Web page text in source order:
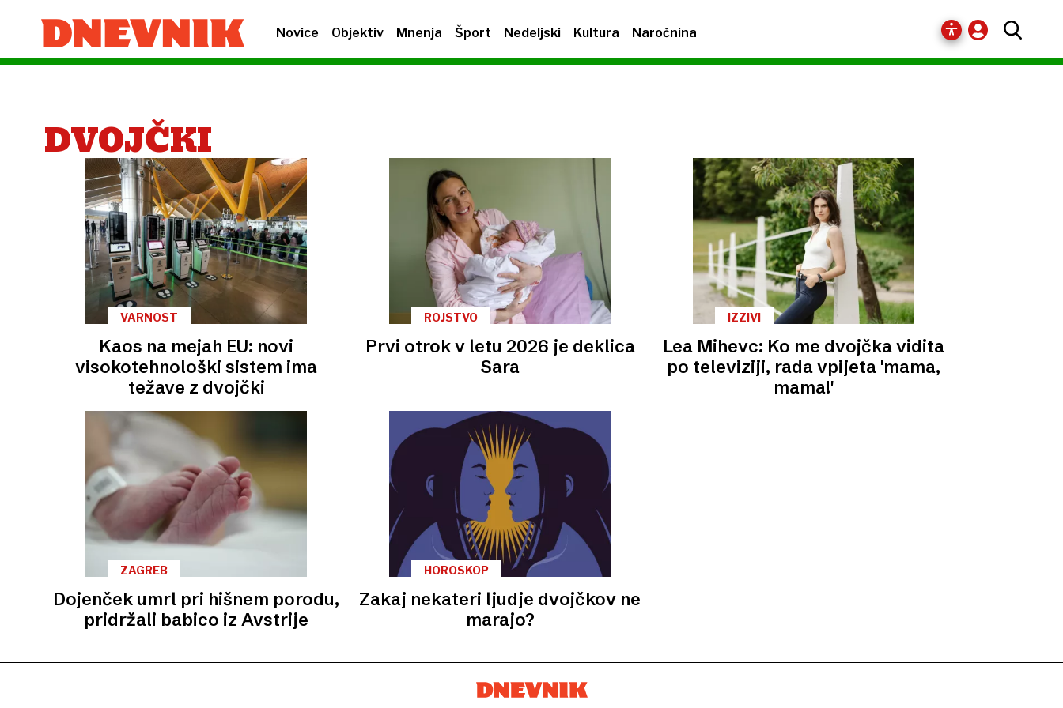
Novice Objektiv Mnenja Šport Nedeljski Kultura Naročnina
DVOJČKI
VARNOST
Kaos na mejah EU: novi
visokotehnološki sistem ima
težave z dvojčki
ROJSTVO
Prvi otrok v letu 2026 je deklica
Sara
IZZIVI
Lea Mihevc: Ko me dvojčka vidita
po televiziji, rada vpijeta 'mama,
mama!'
ZAGREB
Dojenček umrl pri hišnem porodu,
pridržali babico iz Avstrije
HOROSKOP
Zakaj nekateri ljudje dvojčkov ne
marajo?